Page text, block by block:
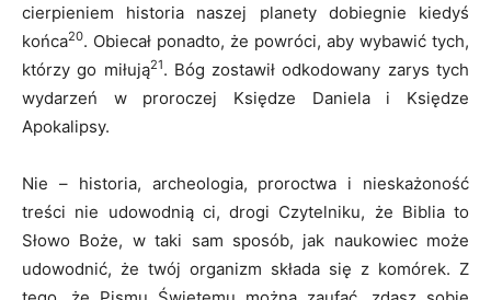
cierpieniem historia naszej planety dobiegnie kiedyś
końca20. Obiecał ponadto, że powróci, aby wybawić tych,
którzy go miłują21. Bóg zostawił odkodowany zarys tych
wydarzeń w proroczej Księdze Daniela i Księdze
Apokalipsy.
Nie – historia, archeologia, proroctwa i nieskażoność
treści nie udowodnią ci, drogi Czytelniku, że Biblia to
Słowo Boże, w taki sam sposób, jak naukowiec może
udowodnić, że twój organizm składa się z komórek. Z